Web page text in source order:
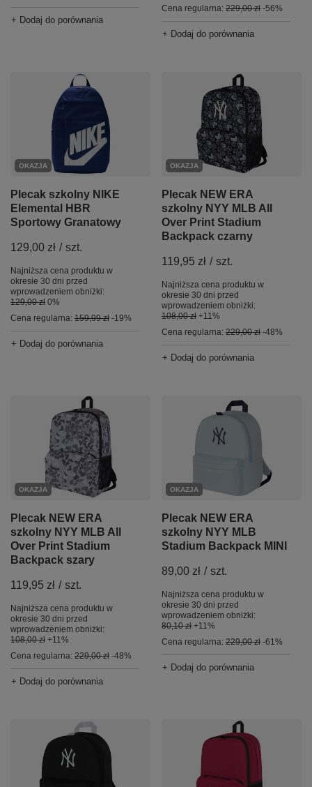
+ Dodaj do porównania
Cena regularna: 229,00 zł -56%
+ Dodaj do porównania
OKAZJA
Plecak szkolny NIKE
Elemental HBR
Sportowy Granatowy
129,00 zł / szt.
Najniższa cena produktu w
okresie 30 dni przed
wprowadzeniem obniżki:
129,00 zł 0%
Cena regularna: 159,99 zł -19%
+ Dodaj do porównania
OKAZJA
Plecak NEW ERA
szkolny NYY MLB All
Over Print Stadium
Backpack czarny
119,95 zł / szt.
Najniższa cena produktu w
okresie 30 dni przed
wprowadzeniem obniżki:
108,00 zł +11%
Cena regularna: 229,00 zł -48%
+ Dodaj do porównania
OKAZJA
Plecak NEW ERA
szkolny NYY MLB All
Over Print Stadium
Backpack szary
119,95 zł / szt.
Najniższa cena produktu w
okresie 30 dni przed
wprowadzeniem obniżki:
108,00 zł +11%
Cena regularna: 229,00 zł -48%
+ Dodaj do porównania
OKAZJA
Plecak NEW ERA
szkolny NYY MLB
Stadium Backpack MINI
89,00 zł / szt.
Najniższa cena produktu w
okresie 30 dni przed
wprowadzeniem obniżki:
80,10 zł +11%
Cena regularna: 229,00 zł -61%
+ Dodaj do porównania